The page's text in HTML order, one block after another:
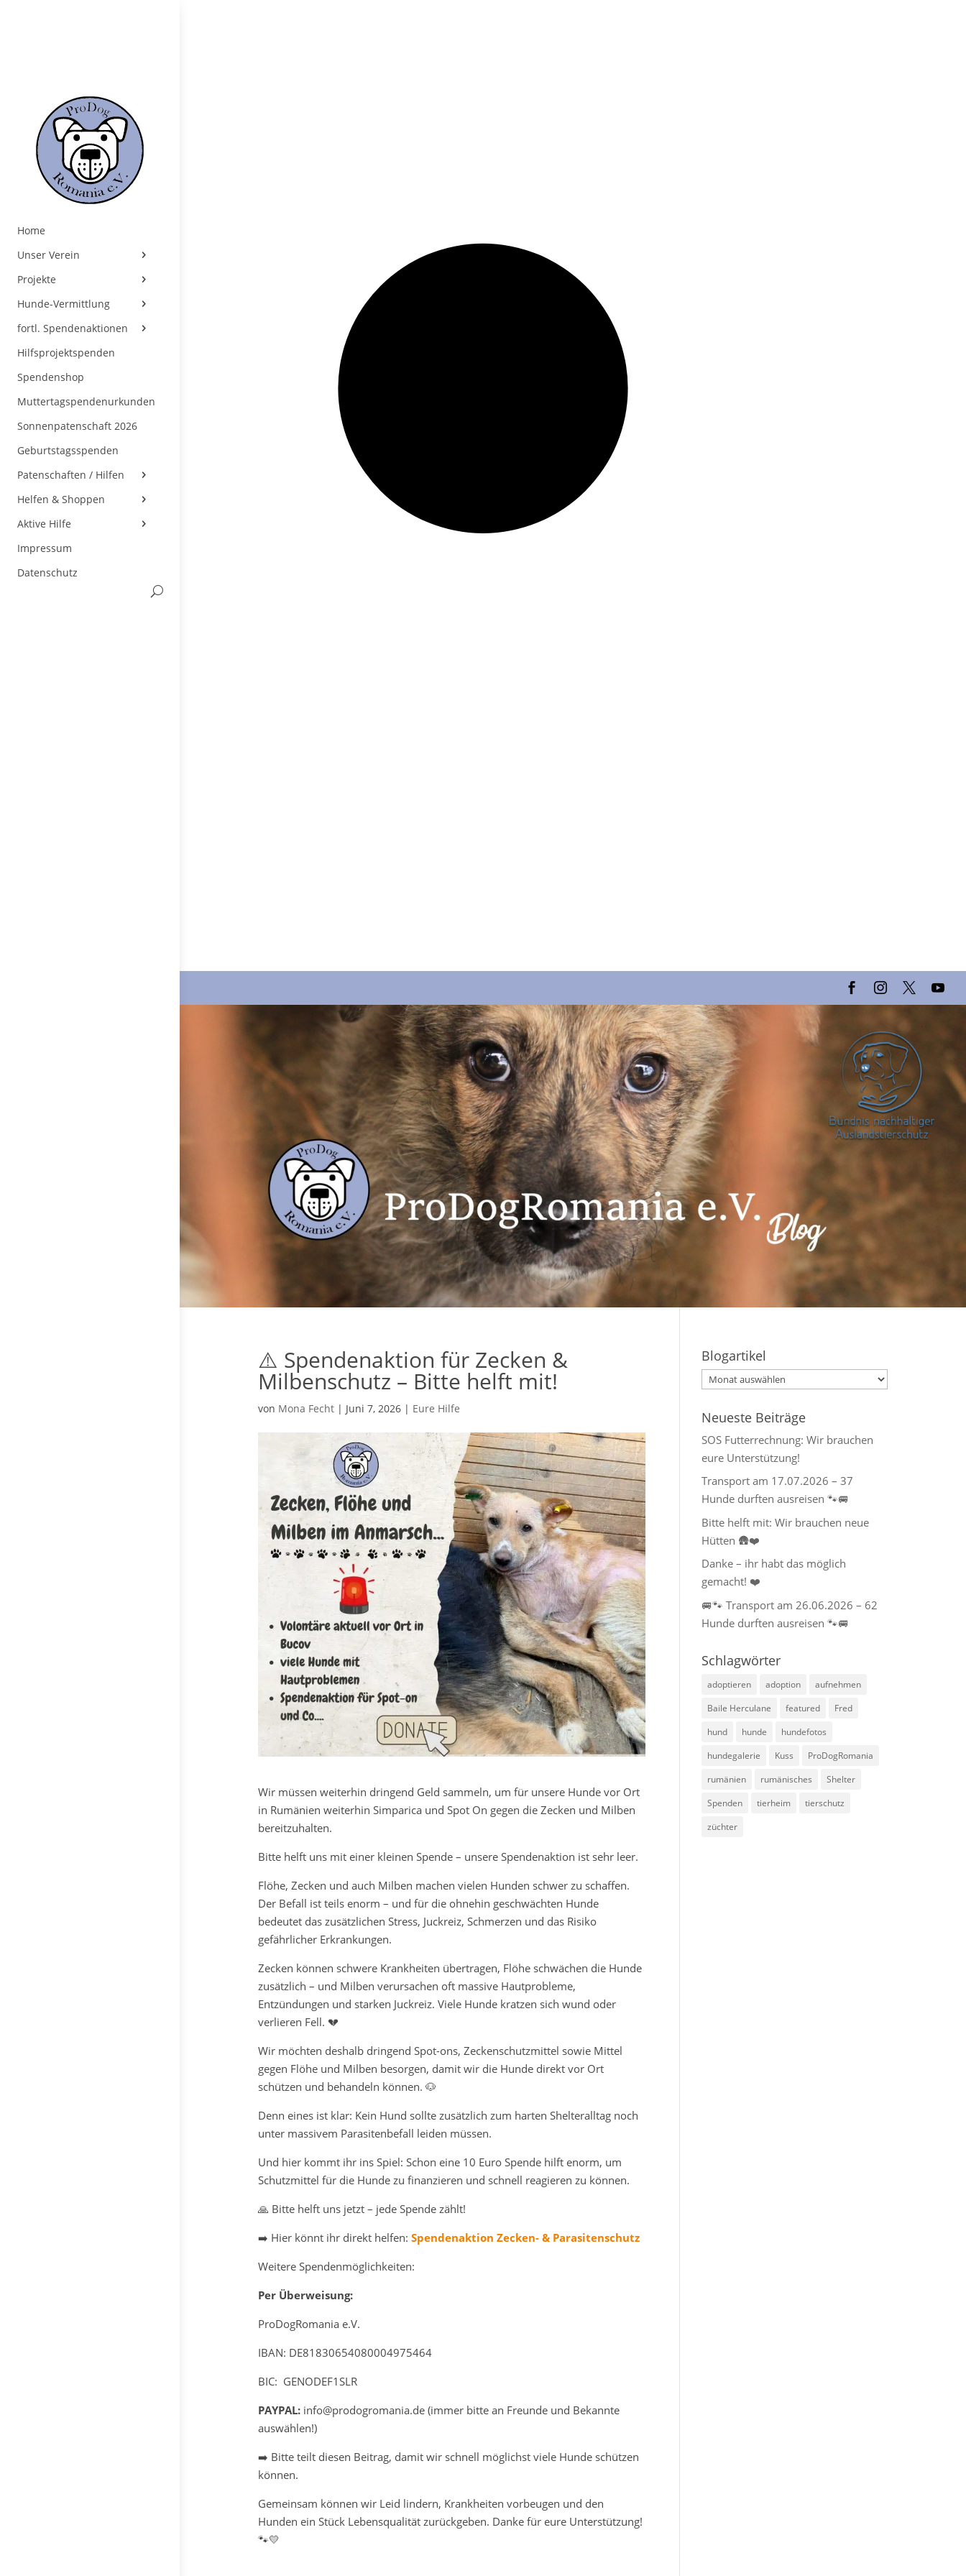
Home
Unser Verein
Projekte
Hunde-Vermittlung
fortl. Spendenaktionen
Hilfsprojektspenden
Spendenshop
Muttertagspendenurkunden
Sonnenpatenschaft 2026
Geburtstagsspenden
Patenschaften / Hilfen
Helfen & Shoppen
Aktive Hilfe
Impressum
Datenschutz
⚠️ Spendenaktion für Zecken &
Milbenschutz – Bitte helft mit!
von Mona Fecht | Juni 7, 2026 | Eure Hilfe
Wir müssen weiterhin dringend Geld sammeln, um für unsere Hunde vor Ort
in Rumänien weiterhin Simparica und Spot On gegen die Zecken und Milben
bereitzuhalten.
Bitte helft uns mit einer kleinen Spende – unsere Spendenaktion ist sehr leer.
Flöhe, Zecken und auch Milben machen vielen Hunden schwer zu schaffen.
Der Befall ist teils enorm – und für die ohnehin geschwächten Hunde
bedeutet das zusätzlichen Stress, Juckreiz, Schmerzen und das Risiko
gefährlicher Erkrankungen.
Zecken können schwere Krankheiten übertragen, Flöhe schwächen die Hunde
zusätzlich – und Milben verursachen oft massive Hautprobleme,
Entzündungen und starken Juckreiz. Viele Hunde kratzen sich wund oder
verlieren Fell. 💔
Wir möchten deshalb dringend Spot-ons, Zeckenschutzmittel sowie Mittel
gegen Flöhe und Milben besorgen, damit wir die Hunde direkt vor Ort
schützen und behandeln können. 🐶
Denn eines ist klar: Kein Hund sollte zusätzlich zum harten Shelteralltag noch
unter massivem Parasitenbefall leiden müssen.
Und hier kommt ihr ins Spiel: Schon eine 10 Euro Spende hilft enorm, um
Schutzmittel für die Hunde zu finanzieren und schnell reagieren zu können.
🙏 Bitte helft uns jetzt – jede Spende zählt!
➡️ Hier könnt ihr direkt helfen:Spendenaktion Zecken- & Parasitenschutz
Weitere Spendenmöglichkeiten:
Per Überweisung:
ProDogRomania e.V.
IBAN: DE81830654080004975464
BIC: GENODEF1SLR
PAYPAL: info@prodogromania.de (immer bitte an Freunde und Bekannte
auswählen!)
➡️ Bitte teilt diesen Beitrag, damit wir schnell möglichst viele Hunde schützen
können.
Gemeinsam können wir Leid lindern, Krankheiten vorbeugen und den
Hunden ein Stück Lebensqualität zurückgeben. Danke für eure Unterstützung!
🐾💛
Blogartikel
Blogartikel
Neueste Beiträge
SOS Futterrechnung: Wir brauchen
eure Unterstützung!
Transport am 17.07.2026 – 37
Hunde durften ausreisen 🐾🚐
Bitte helft mit: Wir brauchen neue
Hütten 🛖❤️
Danke – ihr habt das möglich
gemacht! ❤️
🚐🐾 Transport am 26.06.2026 – 62
Hunde durften ausreisen 🐾🚐
Schlagwörter
adoptieren adoption
aufnehmen
Baile Herculane
featured
Fred
hund
hunde
hundefotos
hundegalerie
Kuss
ProDogRomania
rumänien
rumänisches
Shelter
Spenden
tierheim
tierschutz
züchter